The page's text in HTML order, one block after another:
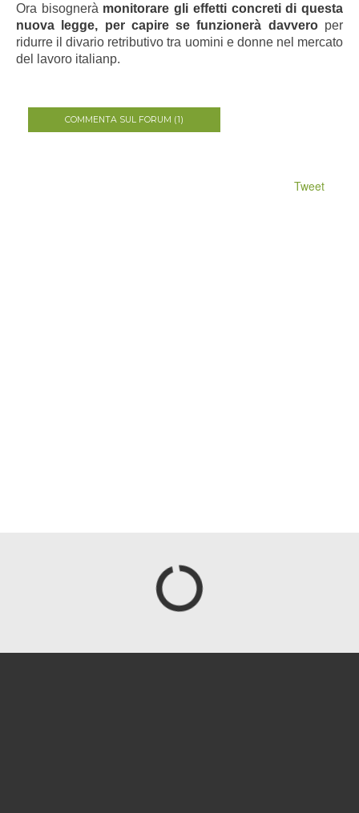
Ora bisognerà monitorare gli effetti concreti di questa
nuova legge, per capire se funzionerà davvero per
ridurre il divario retributivo tra uomini e donne nel mercato
del lavoro italianp.
COMMENTA SUL FORUM (1)
Tweet